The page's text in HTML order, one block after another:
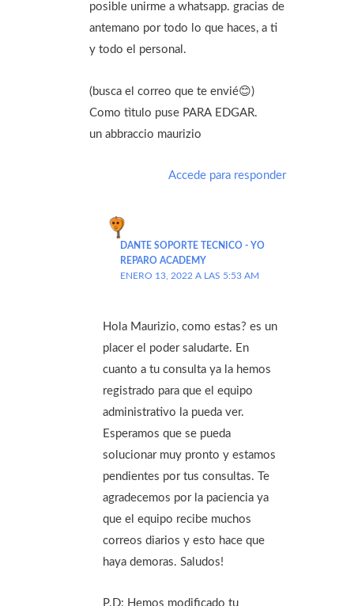
posible unirme a whatsapp. gracias de
antemano por todo lo que haces, a ti
y todo el personal.
(busca el correo que te envié😊)
Como tìtulo puse PARA EDGAR.
un abbraccio maurizio
Accede para responder
DANTE SOPORTE TECNICO - YO
REPARO ACADEMY
ENERO 13, 2022 A LAS 5:53 AM
Hola Maurizio, como estas? es un
placer el poder saludarte. En
cuanto a tu consulta ya la hemos
registrado para que el equipo
administrativo la pueda ver.
Esperamos que se pueda
solucionar muy pronto y estamos
pendientes por tus consultas. Te
agradecemos por la paciencia ya
que el equipo recibe muchos
correos diarios y esto hace que
haya demoras. Saludos!
P.D: Hemos modificado tu